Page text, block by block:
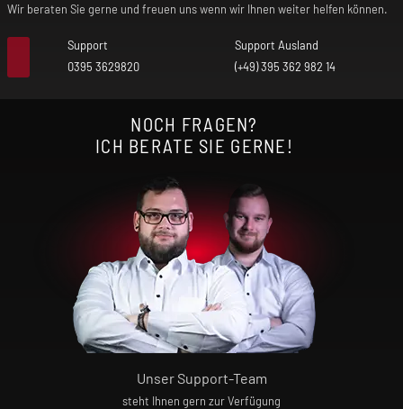
Wir beraten Sie gerne und freuen uns wenn wir Ihnen weiter helfen können.
Support
0395 3629820
Support Ausland
(+49) 395 362 982 14
NOCH FRAGEN?
ICH BERATE SIE GERNE!
Unser Support-Team
steht Ihnen gern zur Verfügung